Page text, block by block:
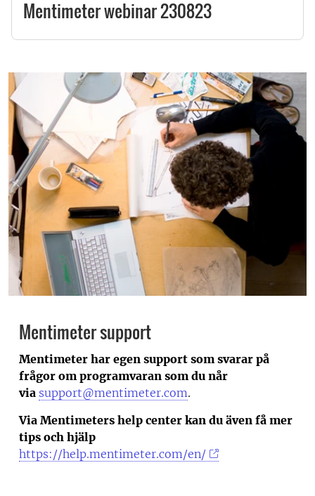
Mentimeter webinar 230823
Mentimeter support
Mentimeter har egen support som svarar på
frågor om programvaran som du når
via support@mentimeter.com.
Via Mentimeters help center kan du även få mer
tips och hjälp
https://help.mentimeter.com/en/